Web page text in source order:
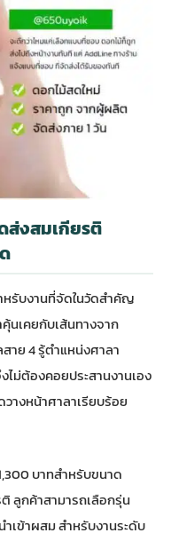
ส่งสมเกียรติ
รับงานที่จัดในวัดสำคัญ
นเคยกับเส้นทางจาก
ย 4 รู้ตำแหน่งศาลา
ม่ต้องคอยประสานงานเอง
างหน้าศาลาเรียบร้อย
บาทสำหรับขนาด
ลูกค้าสามารถเลือกรุ่น
เข้าผสม สำหรับงานระดับ